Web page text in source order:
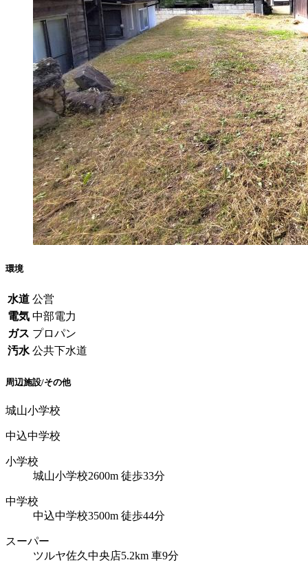
環境
水道 公営
電気 中部電力
ガス プロパン
汚水 公共下水道
周辺施設/その他
城山小学校
中込中学校
小学校
城山小学校2600m 徒歩33分
中学校
中込中学校3500m 徒歩44分
スーパー
ツルヤ佐久中央店5.2km 車9分